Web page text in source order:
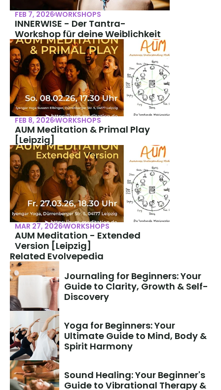
FEB 7, 2026WORKSHOPS
INNERWISE - Der Tantra-
Workshop für deine Weiblichkeit
FEB 8, 2026WORKSHOPS
AUM Meditation & Primal Play
[Leipzig]
MAR 27, 2026WORKSHOPS
AUM Meditation - Extended
Version [Leipzig]
Related Evolvepedia
Journaling for Beginners: Your
Guide to Clarity, Growth & Self-
Discovery
Yoga for Beginners: Your
Ultimate Guide to Mind, Body &
Spirit Harmony
Sound Healing: Your Beginner's
Guide to Vibrational Therapy &